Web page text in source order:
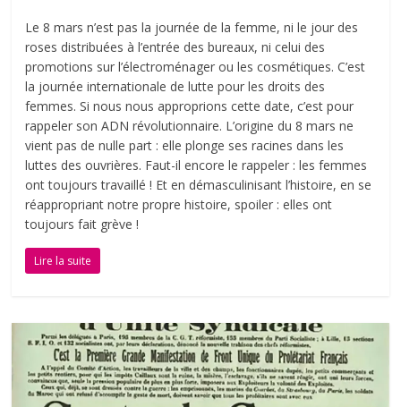
Le 8 mars n’est pas la journée de la femme, ni le jour des
roses distribuées à l’entrée des bureaux, ni celui des
promotions sur l’électroménager ou les cosmétiques. C’est
la journée internationale de lutte pour les droits des
femmes. Si nous nous approprions cette date, c’est pour
rappeler son ADN révolutionnaire. L’origine du 8 mars ne
vient pas de nulle part : elle plonge ses racines dans les
luttes des ouvrières. Faut-il encore le rappeler : les femmes
ont toujours travaillé ! Et en démasculinisant l’histoire, en se
réappropriant notre propre histoire, spoiler : elles ont
toujours fait grève !
Lire la suite